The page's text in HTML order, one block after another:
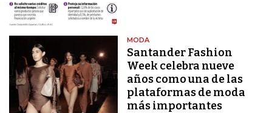
MODA
Santander Fashion
Week celebra nueve
años como una de las
plataformas de moda
más importantes